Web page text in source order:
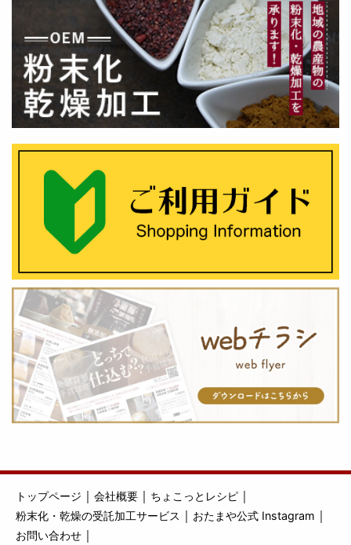
トップページ ｜ 会社概要 ｜ ちょこっとレシピ ｜
粉末化・乾燥の受託加工サービス ｜ おたまや公式 Instagram ｜
お問い合わせ ｜